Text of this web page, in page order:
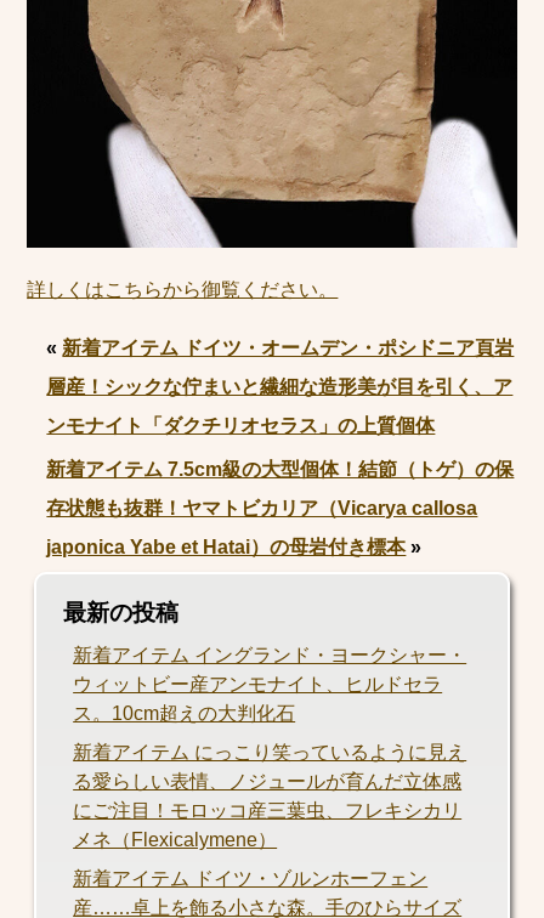
詳しくはこちらから御覧ください。
« 新着アイテム ドイツ・オームデン・ポシドニア頁岩
層産！シックな佇まいと繊細な造形美が目を引く、ア
ンモナイト「ダクチリオセラス」の上質個体
新着アイテム 7.5cm級の大型個体！結節（トゲ）の保
存状態も抜群！ヤマトビカリア（Vicarya callosa
japonica Yabe et Hatai）の母岩付き標本»
最新の投稿
新着アイテム イングランド・ヨークシャー・
ウィットビー産アンモナイト、ヒルドセラ
ス。10cm超えの大判化石
新着アイテム にっこり笑っているように見え
る愛らしい表情、ノジュールが育んだ立体感
にご注目！モロッコ産三葉虫、フレキシカリ
メネ（Flexicalymene）
新着アイテム ドイツ・ゾルンホーフェン
産……卓上を飾る小さな森。手のひらサイズ